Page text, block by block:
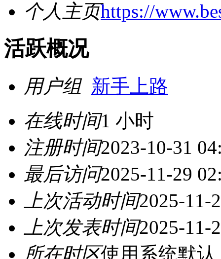
个人主页https://
活跃概况
用户组 新手上路
在线时间1 小时
注册时间2023-10-31
最后访问2025-11-29
上次活动时间2025-11-
上次发表时间2025-11-
所在时区使用系统默认